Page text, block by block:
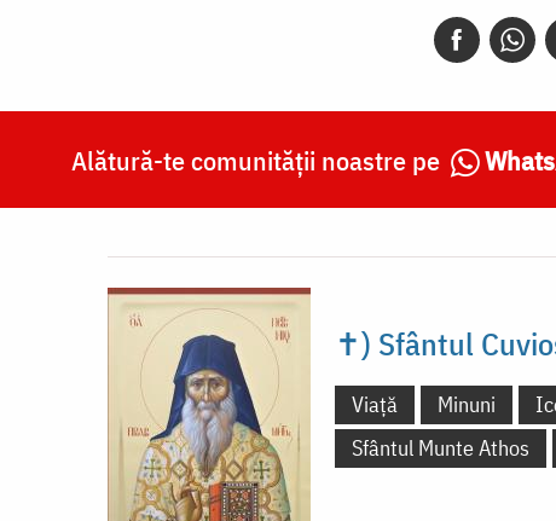
Alătură-te comunității noastre pe
✝) Sfântul
Viață Minuni
Sfântul Munte Athos